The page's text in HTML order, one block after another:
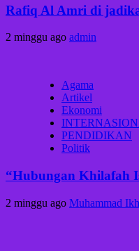
Rafiq Al Amri di
2 minggu ago admin
Agama
Artikel
Ekonomi
PENDIDIKAN
Politik
“Hubungan Khilafah
2 minggu ago Muhammad